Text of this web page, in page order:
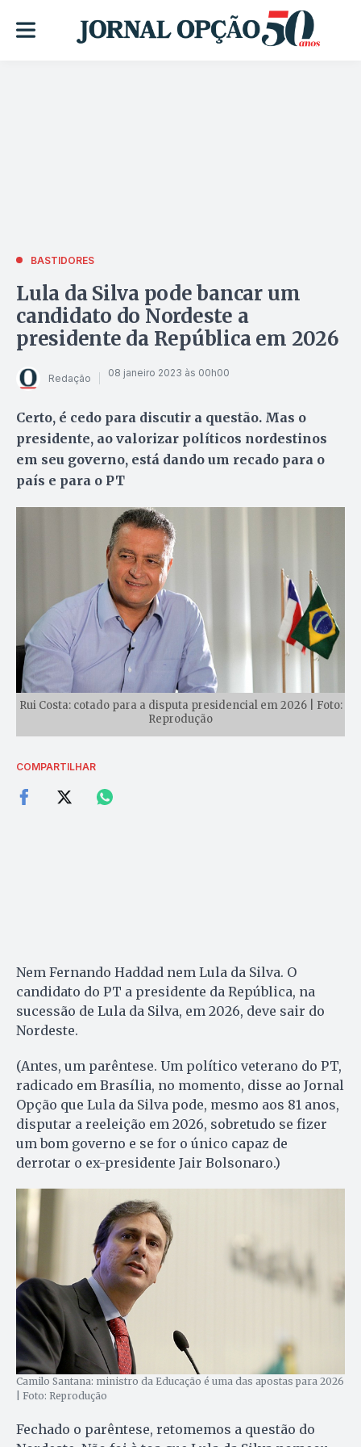
BASTIDORES
Lula da Silva pode bancar um
candidato do Nordeste a
presidente da República em 2026
Redação 08 janeiro 2023 às 00h00
Certo, é cedo para discutir a questão. Mas o
presidente, ao valorizar políticos nordestinos
em seu governo, está dando um recado para o
país e para o PT
Rui Costa: cotado para a disputa presidencial em 2026 | Foto:
Reprodução
COMPARTILHAR
Nem Fernando Haddad nem Lula da Silva. O
candidato do PT a presidente da República, na
sucessão de Lula da Silva, em 2026, deve sair do
Nordeste.
(Antes, um parêntese. Um político veterano do PT,
radicado em Brasília, no momento, disse ao Jornal
Opção que Lula da Silva pode, mesmo aos 81 anos,
disputar a reeleição em 2026, sobretudo se fizer
um bom governo e se for o único capaz de
derrotar o ex-presidente Jair Bolsonaro.)
Camilo Santana: ministro da Educação é uma das apostas para 2026
| Foto: Reprodução
Fechado o parêntese, retomemos a questão do